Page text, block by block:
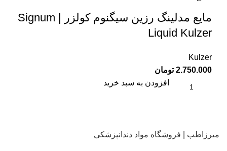
مایع مدلینگ رزین سیگنوم کولزر | Signum
Liquid Kulzer
Kulzer
تومان
افزودن به سبد خرید
میرزاطب | فروشگاه مواد دندانپزشکی